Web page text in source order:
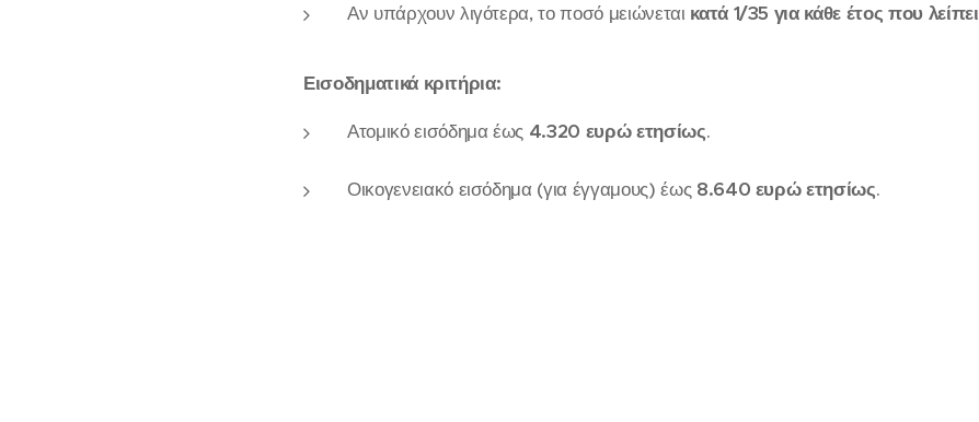
Αν υπάρχουν λιγότερα, το ποσό μειώνεται κατά 1/35 για κάθε έτος που λείπει
Εισοδηματικά κριτήρια:
Ατομικό εισόδημα έως 4.320 ευρώ ετησίως.
Οικογενειακό εισόδημα (για έγγαμους) έως 8.640 ευρώ ετησίως.